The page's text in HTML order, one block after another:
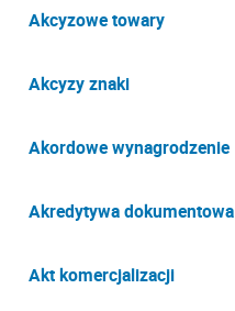
Akcyzowe towary
Akcyzy znaki
Akordowe wynagrodzenie
Akredytywa dokumentowa
Akt komercjalizacji